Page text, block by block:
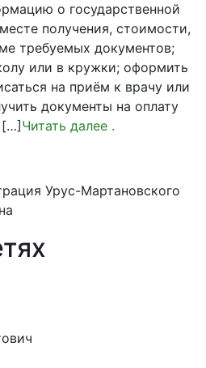
о государственной
получения, стоимости,
требуемых документов;
или в кружки; оформить
на приём к врачу или
документы на оплату
[…] Читать далее .
Урус-Мартановского